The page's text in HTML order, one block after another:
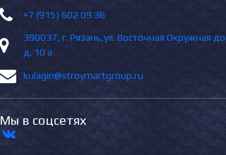
+7 (915) 602 09 36
390037, г. Рязань,ул. Восточная Окружная
д. 10 а
kulagin@stroymartgroup.ru
Мы в соцсетях